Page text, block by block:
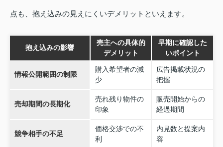
点も、抱え込みの見えにくいデメリットといえます。
抱え込みの影響
売主への具体的
デメリット
早期に確認した
いポイント
情報公開範囲の制限
購入希望者の減
少
広告掲載状況の
把握
売却期間の長期化
売れ残り物件の
印象
販売開始からの
経過期間
競争相手の不足
価格交渉での不
利
内見数と提案内
容